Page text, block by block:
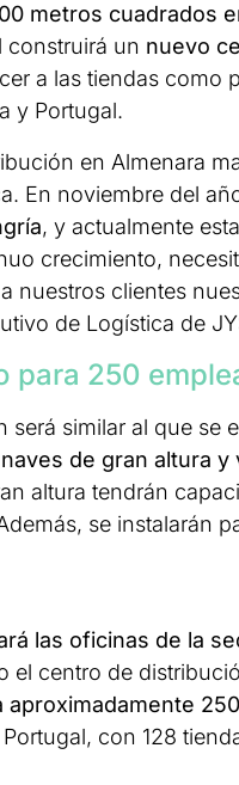
metros cuadrados
construirá un nuevo
a las tiendas como
y Portugal.
en Almenara
En noviembre del
, y actualmente
crecimiento,
nuestros clientes
de Logística de
para 250
será similar al que se
de gran altura
altura tendrán
se instalarán
las oficinas de la
el centro de
con 128